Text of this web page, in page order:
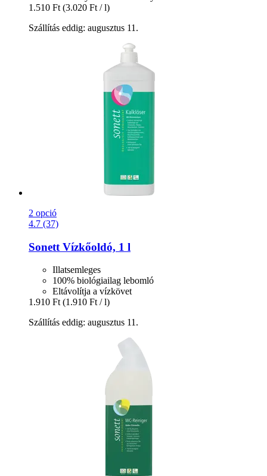
1.510 Ft (3.020 Ft / l)
Szállítás eddig: augusztus 11.
2 opció
4.7 (37)
Sonett Vízkőoldó, 1 l
Illatsemleges
100% biológiailag lebomló
Eltávolítja a vízkövet
1.910 Ft (1.910 Ft / l)
Szállítás eddig: augusztus 11.